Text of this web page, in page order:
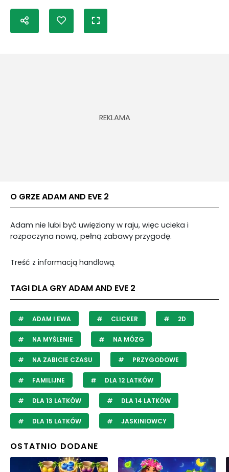
O GRZE ADAM AND EVE 2
Adam nie lubi być uwięziony w raju, więc ucieka i
rozpoczyna nową, pełną zabawy przygodę.
Treść z informacją handlową.
TAGI DLA GRY ADAM AND EVE 2
ADAM I EWA CLICKER 2D
NA MYŚLENIE NA MÓZG
NA ZABICIE CZASU PRZYGODOWE
FAMILIJNE DLA 12 LATKÓW
DLA 13 LATKÓW DLA 14 LATKÓW
DLA 15 LATKÓW JASKINIOWCY
OSTATNIO DODANE